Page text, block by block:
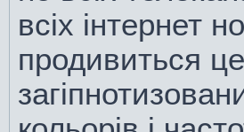
всіх інтернет
продивиться